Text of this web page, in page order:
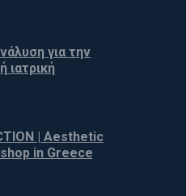
για την
ιατρική
| Aesthetic
in Greece